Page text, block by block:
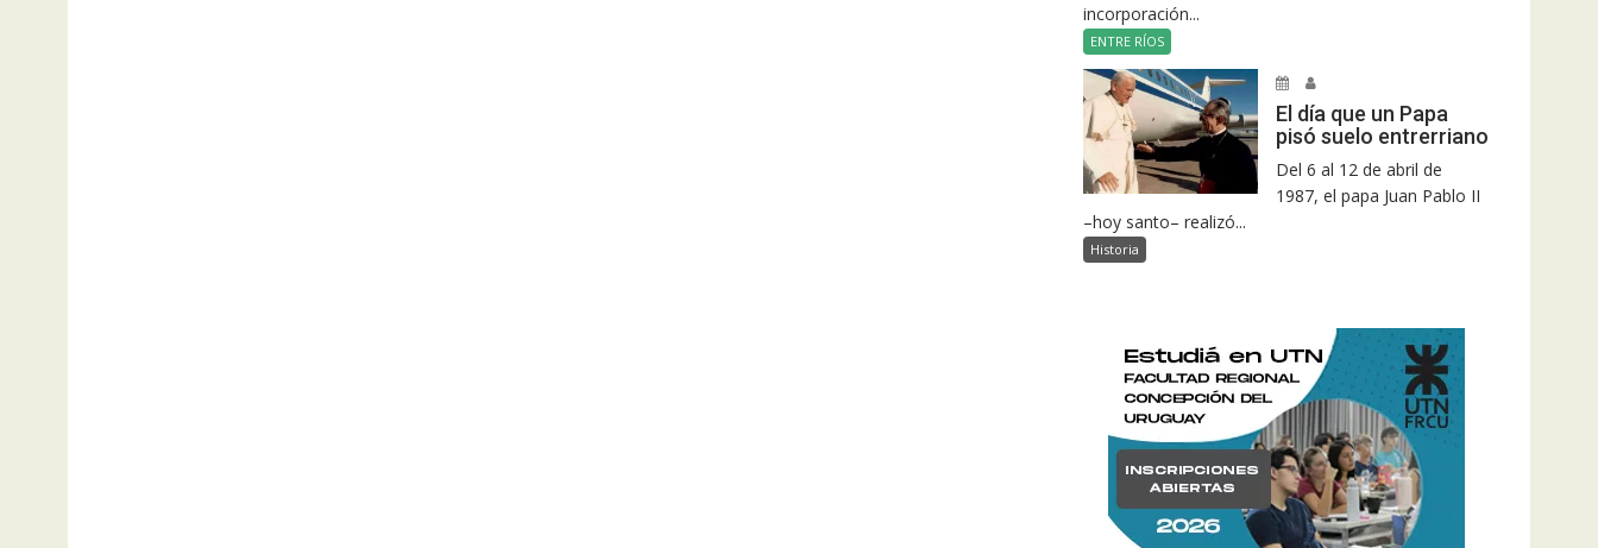
incorporación...
ENTRE RÍOS
El día que un Papa
pisó suelo entrerriano
Del 6 al 12 de abril de
1987, el papa Juan Pablo II
–hoy santo– realizó...
Historia